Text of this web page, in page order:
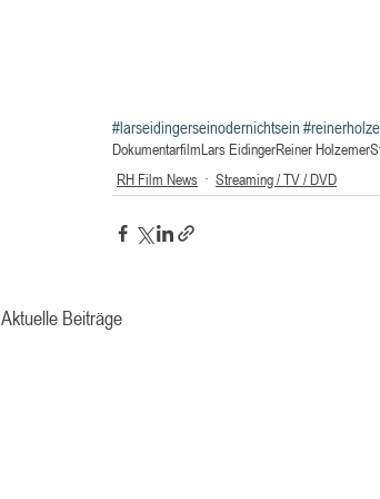
#larseidingerseinodernichtsein
DokumentarfilmLars EidingerReiner Holzemer
RH Film News
Streaming / TV / DVD
Aktuelle Beiträge